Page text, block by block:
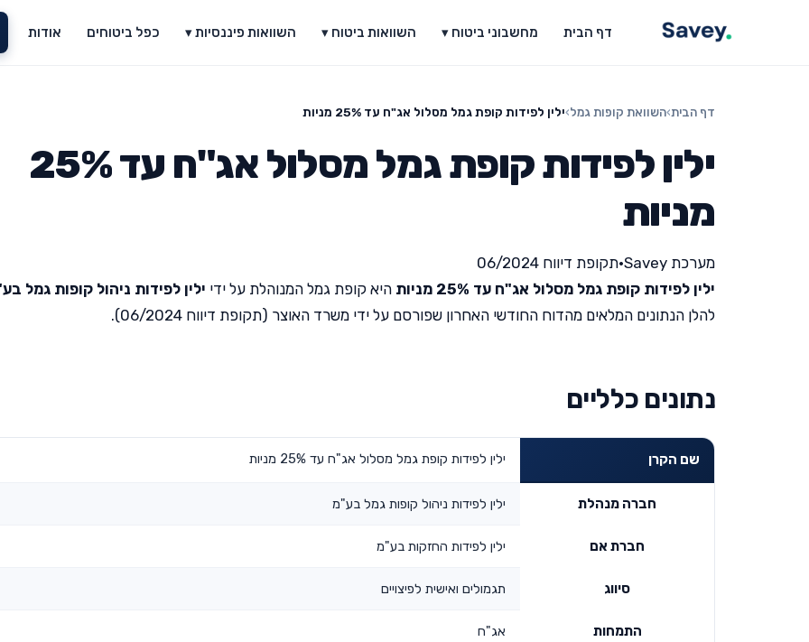
דף הבית מחשבוני ביטוח ▾ השוואות ביטוח ▾ השוואות פיננסיות ▾ כפל ביטוחים אודות
דף הבית›השוואת קופות גמל›ילין לפידות קופת גמל מסלול אג"ח עד 25% מניות
ילין לפידות קופת גמל מסלול אג"ח עד 25%
מניות
מערכת Savey •תקופת דיווח 06/2024
ילין לפידות קופת גמל מסלול אג"ח עד 25% מניות
היא קופת גמל המנוהלת על ידי ילין לפידות ניהול קופות גמל
להלן הנתונים המלאים מהדוח החודשי האחרון שפורסם על ידי משרד האוצר (תקופת דיווח 06/2024).
נתונים כלליים
שם הקרן ילין לפידות קופת גמל מסלול אג"ח עד 25% מניות
חברה מנהלת ילין לפידות ניהול קופות גמל בע"מ
חברת אם ילין לפידות החזקות בע"מ
סיווג תגמולים ואישית לפיצויים
התמחות אג"ח